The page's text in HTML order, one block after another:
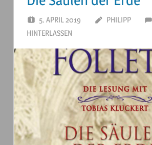
5. APRIL 2019 PHILIPP
HINTERLASSEN